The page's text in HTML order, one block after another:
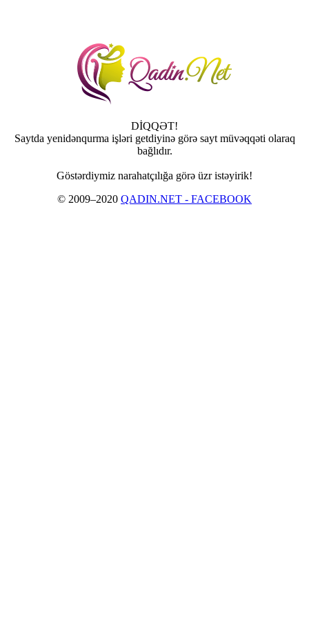
DİQQƏT!
Saytda yenidənqurma işləri getdiyinə görə sayt müvəqqəti olaraq
bağlıdır.
Göstərdiymiz narahatçılığa görə üzr istəyirik!
© 2009–2020 QADIN.NET - FACEBOOK